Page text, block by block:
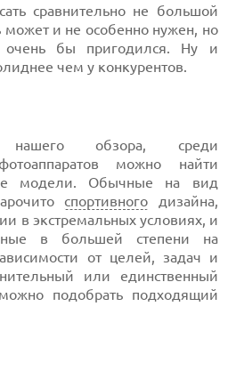
сравнительно не большой
и не особенно нужен, но
бы пригодился. Ну и
чем у конкурентов.
обзора, среди
можно найти
модели. Обычные на вид
спортивного дизайна,
в экстремальных условиях, и
в большей степени на
от целей, задач и
или единственный
подобрать подходящий
В 2026 ГОДУ